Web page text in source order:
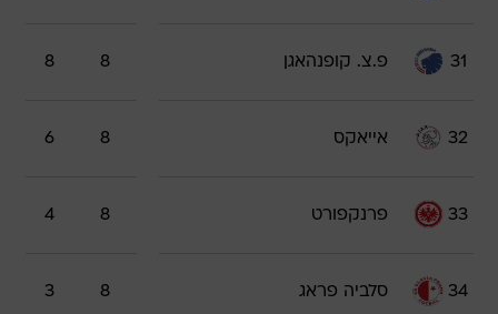
31 פ.צ. קופנהאגן 8
8
32 אייאקס 8
6
33 פרנקפורט 8
4
34 סלביה פראג 8
3